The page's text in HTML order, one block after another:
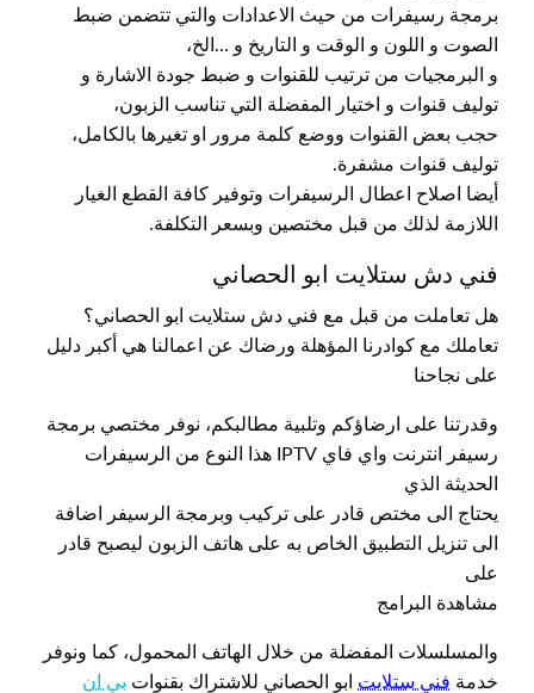
برمجة رسيفرات من حيث الاعدادات والتي تتضمن ضبط
الصوت و اللون و الوقت و التاريخ و …الخ،
و البرمجيات من ترتيب للقنوات و ضبط جودة الاشارة و
توليف قنوات و اختيار المفضلة التي تناسب الزبون،
حجب بعض القنوات ووضع كلمة مرور او تغيرها بالكامل،
توليف قنوات مشفرة.
أيضا اصلاح اعطال الرسيفرات وتوفير كافة القطع الغيار
اللازمة لذلك من قبل مختصين وبسعر التكلفة.
فني دش ستلايت ابو الحصاني
هل تعاملت من قبل مع فني دش ستلايت ابو الحصاني؟
تعاملك مع كوادرنا المؤهلة ورضاك عن اعمالنا هي أكبر دليل
على نجاحنا
وقدرتنا على ارضاؤكم وتلبية مطالبكم، نوفر مختصي برمجة
رسيفر انترنت واي فاي IPTV هذا النوع من الرسيفرات
الحديثة الذي
يحتاج الى مختص قادر على تركيب وبرمجة الرسيفر اضافة
الى تنزيل التطبيق الخاص به على هاتف الزبون ليصبح قادر
على
مشاهدة البرامج
والمسلسلات المفضلة من خلال الهاتف المحمول، كما ونوفر
خدمة فني ستلايت ابو الحصاني للاشتراك بقنوات بي ان